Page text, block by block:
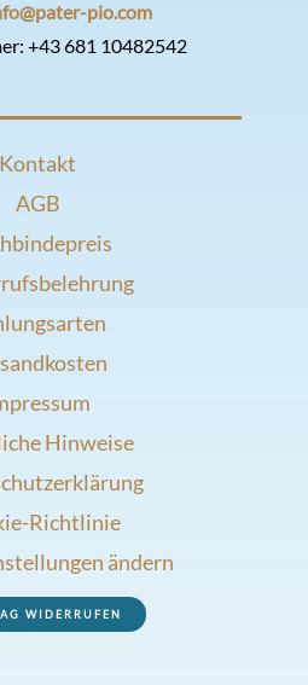
pio.com
+43 681 10482542
Kontakt
AGB
Hinweise
Richtlinie
ändern
WIDERRUFEN